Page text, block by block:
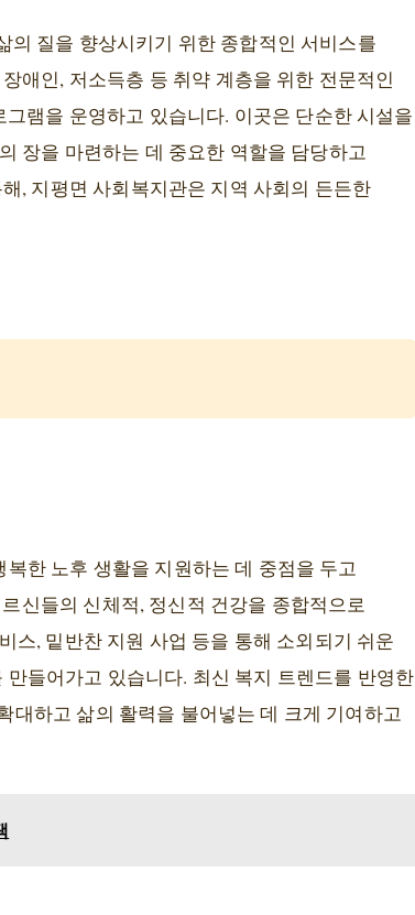
질을 향상시키기 위한 종합적인 서비스를
애인, 저소득층 등 취약 계층을 위한 전문적인
램을 운영하고 있습니다. 이곳은 단순한 시설을
장을 마련하는 데 중요한 역할을 담당하고
, 지평면 사회복지관은 지역 사회의 든든한
한 노후 생활을 지원하는 데 중점을 두고
신들의 신체적, 정신적 건강을 종합적으로
스, 밑반찬 지원 사업 등을 통해 소외되기 쉬운
들어가고 있습니다. 최신 복지 트렌드를 반영한
대하고 삶의 활력을 불어넣는 데 크게 기여하고